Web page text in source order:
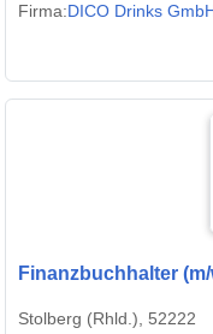
Firma:DICO Drinks
Finanzbuchhalter
Stolberg (Rhld.), 52222